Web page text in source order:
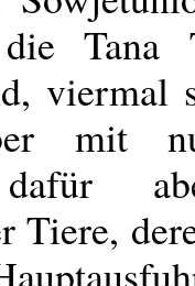
Tana
viermal
mit
dafür